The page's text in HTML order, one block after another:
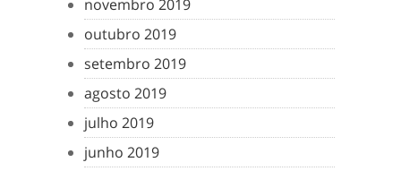
novembro 2019
outubro 2019
setembro 2019
agosto 2019
julho 2019
junho 2019